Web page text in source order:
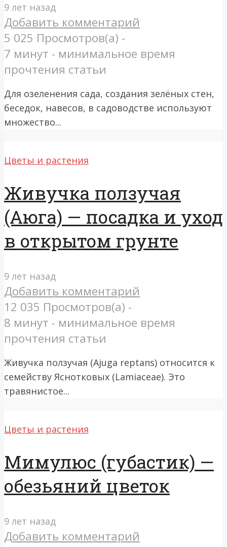
9 лет назад
Добавить комментарий
5 025 Просмотров(а) -
7 минут - минимальное время
прочтения статьи
Для озеленения сада, создания зелёных стен,
беседок, навесов, в садоводстве используют
множество...
Цветы и растения
Живучка ползучая
(Аюга) — посадка и уход
в открытом грунте
9 лет назад
Добавить комментарий
12 035 Просмотров(а) -
8 минут - минимальное время
прочтения статьи
Живучка ползучая (Ajuga reptans) относится к
семейству Яснотковых (Lamiaceae). Это
травянистое...
Цветы и растения
Мимулюс (губастик) —
обезьяний цветок
9 лет назад
Добавить комментарий